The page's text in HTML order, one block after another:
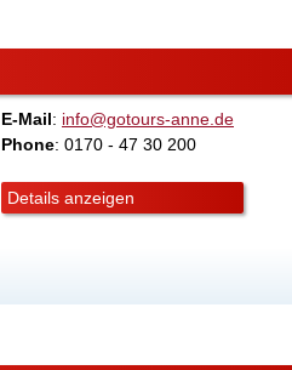
E-Mail: info@gotours-anne.de
Phone: 0170 - 47 30 200
Details anzeigen